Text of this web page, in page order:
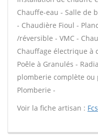
Chauffe-eau - Salle de
- Chaudière Fioul -
/réversible - VMC -
Chauffage électrique à
Poêle à Granulés -
plomberie complète ou
Plomberie -
Voir la fiche artisan : Fcs